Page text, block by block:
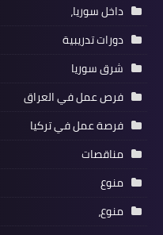
داخل سوريا،
دورات تدريبية
شرق سوريا
فرص عمل في العراق
فرصة عمل في تركيا
مناقصات
منوع
منوع،